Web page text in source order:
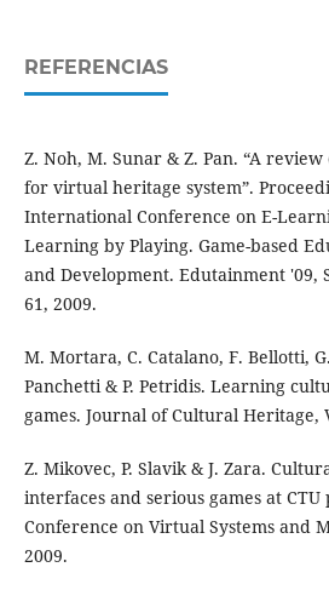
REFERENCIAS
Z. Noh, M. Sunar & Z. Pan. “A
for virtual heritage system”.
International Conference on E-
Learning by Playing. Game-based
and Development. Edutainment '09,
61, 2009.
M. Mortara, C. Catalano, F. Bellotti,
Panchetti & P. Petridis. Learning
games. Journal of Cultural Heritage,
Z. Mikovec, P. Slavik & J. Zara.
interfaces and serious games at
Conference on Virtual Systems and
2009.